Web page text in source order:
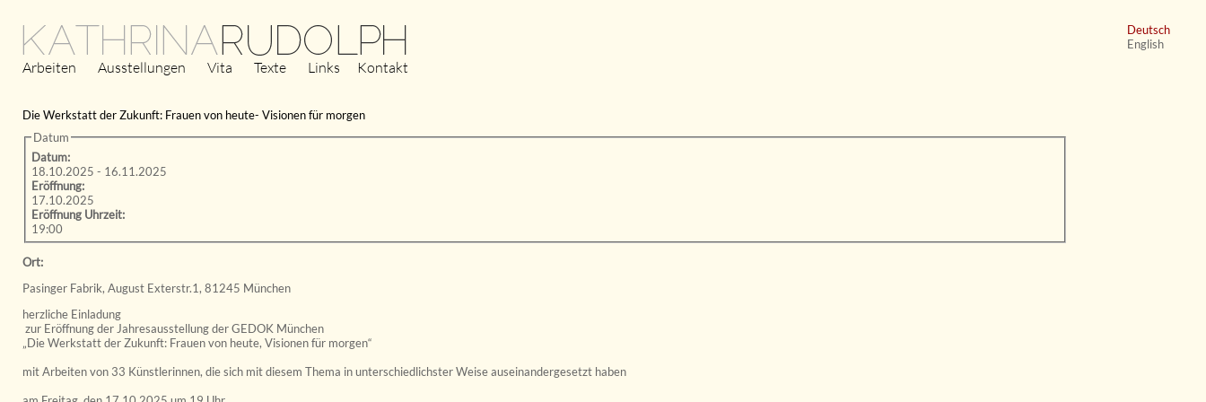
KATHRINARUDOLPH
Arbeiten Ausstellungen Vita Texte Links Kontakt
Die Werkstatt der Zukunft: Frauen von heute- Visionen für morgen
Datum
Datum:
18.10.2025 - 16.11.2025
Eröffnung:
17.10.2025
Eröffnung Uhrzeit:
19:00
Ort:
Pasinger Fabrik, August Exterstr.1, 81245 München
herzliche Einladung
zur Eröffnung der Jahresausstellung der GEDOK München
„Die Werkstatt der Zukunft: Frauen von heute, Visionen für morgen“
mit Arbeiten von 33 Künstlerinnen, die sich mit diesem Thema in unterschiedlichster Weise auseinandergesetzt haben
Deutsch
English